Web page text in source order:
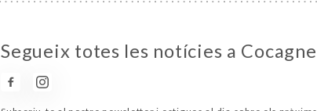
Segueix totes les notícies a Cocagne